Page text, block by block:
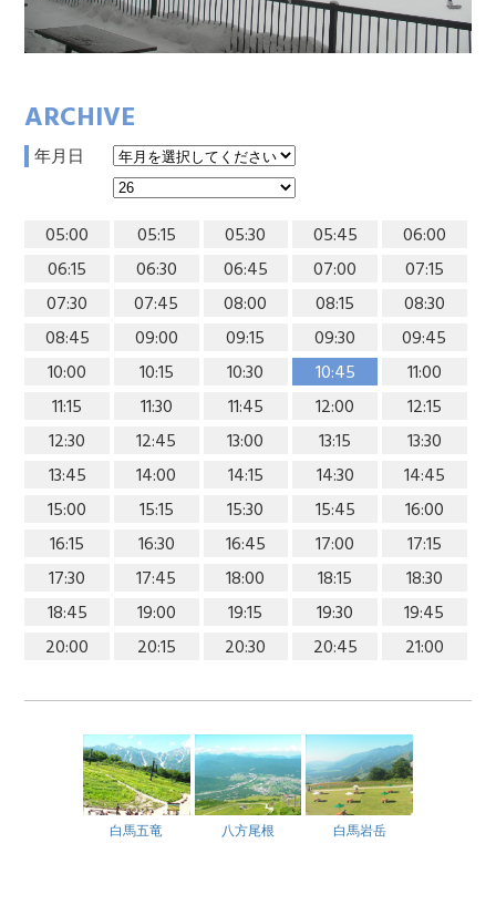
ARCHIVE
年月日
05:00 05:15 05:30 05:45
06:00
06:15
06:30 06:45 07:00
07:15
07:30
07:45 08:00 08:15
08:30
08:45
09:00 09:15 09:30
09:45
10:00
10:15 10:30 10:45
11:00
11:15
11:30 11:45 12:00
12:15
12:30
12:45 13:00 13:15
13:30
13:45
14:00 14:15 14:30
14:45
15:00
15:15 15:30 15:45
16:00
16:15
16:30 16:45 17:00
17:15
17:30
17:45 18:00 18:15
18:30
18:45
19:00 19:15 19:30
19:45
20:00
20:15 20:30 20:45 21:00
白馬五竜 八方尾根 白馬岩岳